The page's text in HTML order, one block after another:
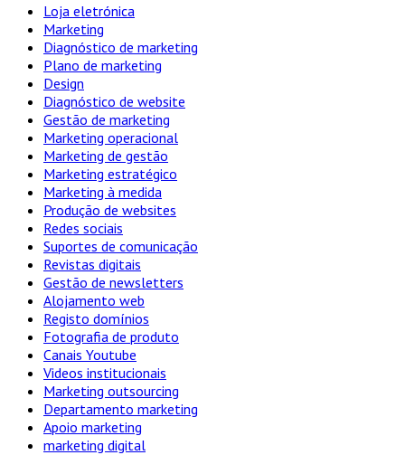
Loja eletrónica
Marketing
Diagnóstico de marketing
Plano de marketing
Design
Diagnóstico de website
Gestão de marketing
Marketing operacional
Marketing de gestão
Marketing estratégico
Marketing à medida
Produção de websites
Redes sociais
Suportes de comunicação
Revistas digitais
Gestão de newsletters
Alojamento web
Registo domínios
Fotografia de produto
Canais Youtube
Videos institucionais
Marketing outsourcing
Departamento marketing
Apoio marketing
marketing digital